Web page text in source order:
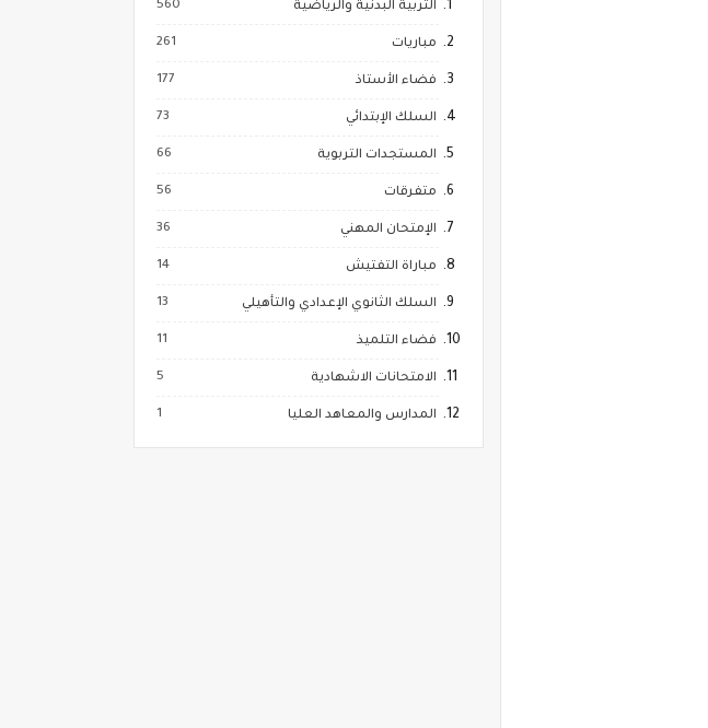
التربية البدنية والرياضية 560
مباريات 261
فضاء الأستاذ 177
السلك الإبتدائي 73
المستجدات التربوية 66
متفرقات 56
الإمتحان المهني 36
مباراة التفتيش 14
السلك الثانوي الإعدادي والتأهيلي 13
فضاء التلميذ 11
الامتحانات الاشهادية 5
المدارس والمعاهد العليا 1